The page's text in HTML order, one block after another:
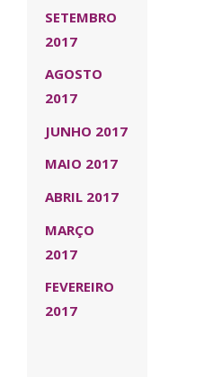
SETEMBRO
2017
AGOSTO
2017
JUNHO 2017
MAIO 2017
ABRIL 2017
MARÇO
2017
FEVEREIRO
2017